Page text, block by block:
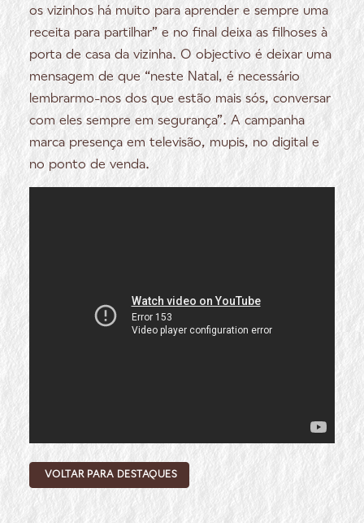
os vizinhos há muito para aprender e sempre uma
receita para partilhar” e no final deixa as filhoses à
porta de casa da vizinha. O objectivo é deixar uma
mensagem de que “neste Natal, é necessário
lembrarmo-nos dos que estão mais sós, conversar
com eles sempre em segurança”. A campanha
marca presença em televisão, mupis, no digital e
no ponto de venda.
VOLTAR PARA DESTAQUES